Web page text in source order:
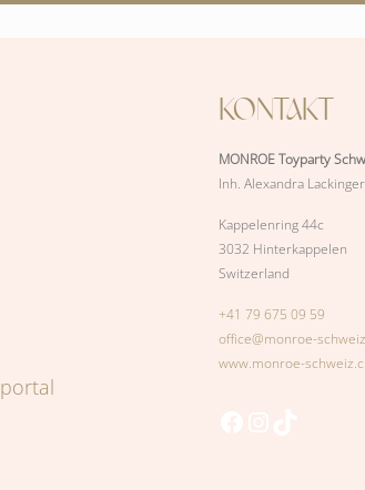
KONTAKT
MONROE Toyparty
Inh. Alexandra Lackinger
Kappelenring 44c
3032 Hinterkappelen
Switzerland
+41 79 675 09 59
office@monroe-
www.monroe-